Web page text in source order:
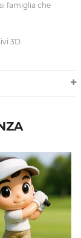
famiglia che
3D.